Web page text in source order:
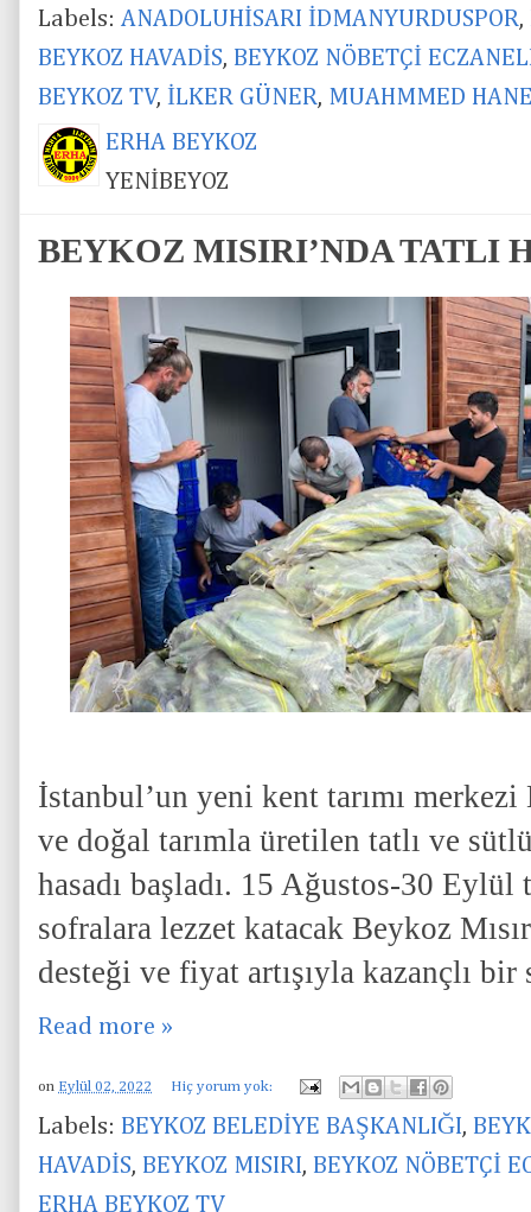
Labels: ANADOLUHİSARI İDMANYURDUSPOR,
BEYKOZ HAVADİS, BEYKOZ NÖBETÇİ
BEYKOZ TV, İLKER GÜNER, MUAHMMED
ERHA BEYKOZ
YENİBEYOZ
BEYKOZ MISIRI’NDA TATLI
İstanbul’un yeni kent tarımı merkezi
ve doğal tarımla üretilen tatlı ve sütlü
hasadı başladı. 15 Ağustos-30 Eylül
sofralara lezzet katacak Beykoz
desteği ve fiyat artışıyla kazançlı
Read more »
on Eylül 02, 2022 Hiç yorum yok:
Labels: BEYKOZ BELEDİYE BAŞKANLIĞI,
HAVADİS, BEYKOZ MISIRI, BEYKOZ NÖBETÇİ
ERHA BEYKOZ TV